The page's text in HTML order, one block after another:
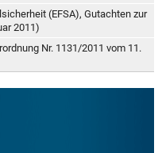
(EFSA), Gutachten zur
2011)
Nr. 1131/2011 vom 11.